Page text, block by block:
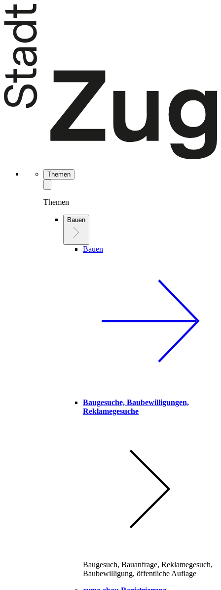
Themen
Themen
Bauen
Bauen
Baugesuche, Baubewilligungen,
Reklamegesuche
Baugesuch, Bauanfrage, Reklamegesuch,
Baubewilligung, öffentliche Auflage